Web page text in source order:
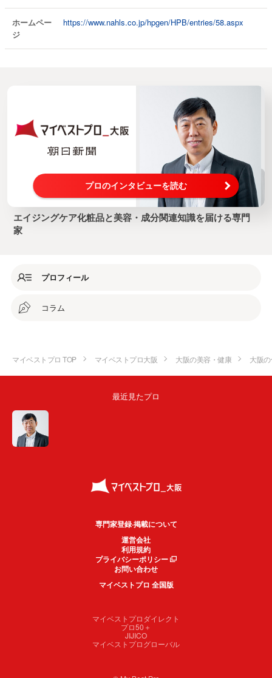
ホームペー
ジ
https://www.nahls.co.jp/hpgen/HPB/entries/58.aspx
プロのインタビューを読む
エイジングケア化粧品と美容・成分関連知識を届ける専門
家
プロフィール
コラム
マイベストプロ TOP マイベストプロ大阪 大阪の美容・健康 大阪
最近見たプロ
専門家登録·掲載について
運営会社
利用規約
プライバシーポリシー
お問い合わせ
マイベストプロ 全国版
マイベストプロダイレクト
プロ50＋
JIJICO
マイベストプログローバル